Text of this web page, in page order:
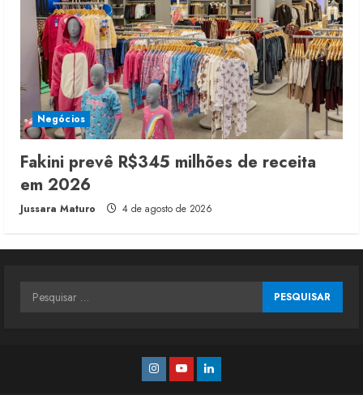
Negócios
Fakini prevê R$345 milhões de receita
em 2026
Jussara Maturo 4 de agosto de 2026
Pesquisar
Instagram
YoutubeLinkedin